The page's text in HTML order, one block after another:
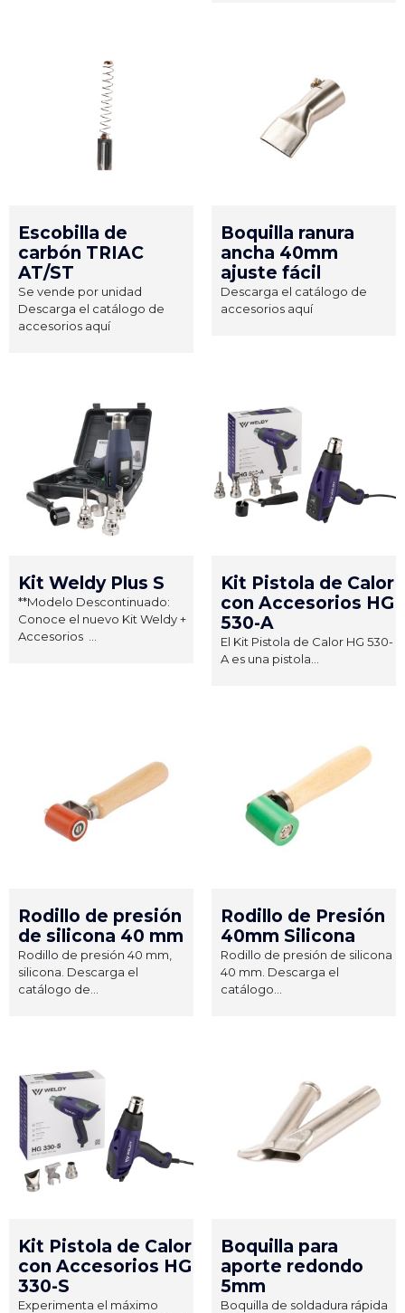
Escobilla de
carbón TRIAC
AT/ST
Se vende por unidad
Descarga el catálogo de
accesorios aquí
Boquilla ranura
ancha 40mm
ajuste fácil
Descarga el catálogo de
accesorios aquí
Kit Weldy Plus S
**Modelo Descontinuado:
Conoce el nuevo Kit Weldy +
Accesorios ...
Kit Pistola de Calor
con Accesorios HG
530-A
El Kit Pistola de Calor HG 530-
A es una pistola...
Rodillo de presión
de silicona 40 mm
Rodillo de presión 40 mm,
silicona. Descarga el
catálogo de...
Rodillo de Presión
40mm Silicona
Rodillo de presión de silicona
40 mm. Descarga el
catálogo...
Kit Pistola de Calor
con Accesorios HG
330-S
Experimenta el máximo
Boquilla para
aporte redondo
5mm
Boquilla de soldadura rápida